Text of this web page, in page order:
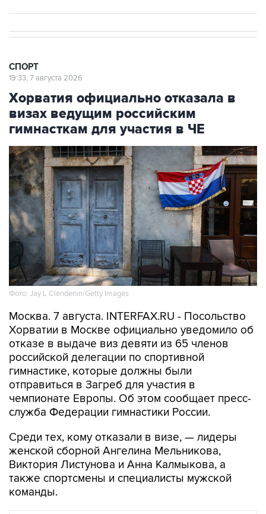
СПОРТ
19:33, 7 августа 2026
Хорватия официально отказала в
визах ведущим российским
гимнасткам для участия в ЧЕ
Фото: Jay L Clendenin/Getty Images
Москва. 7 августа. INTERFAX.RU - Посольство
Хорватии в Москве официально уведомило об
отказе в выдаче виз девяти из 65 членов
российской делегации по спортивной
гимнастике, которые должны были
отправиться в Загреб для участия в
чемпионате Европы. Об этом сообщает пресс-
служба Федерации гимнастики России.
Среди тех, кому отказали в визе, — лидеры
женской сборной Ангелина Мельникова,
Виктория Листунова и Анна Калмыкова, а
также спортсмены и специалисты мужской
команды.